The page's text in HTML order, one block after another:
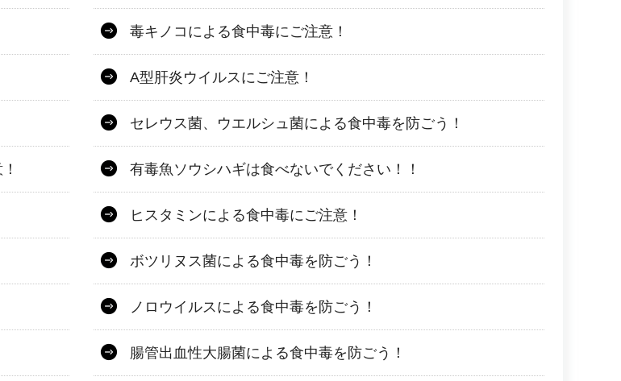
毒キノコによる食中毒にご注意！
A型肝炎ウイルスにご注意！
セレウス菌、ウエルシュ菌による食中毒を防ごう！
有毒魚ソウシハギは食べないでください！！
ヒスタミンによる食中毒にご注意！
ボツリヌス菌による食中毒を防ごう！
ノロウイルスによる食中毒を防ごう！
腸管出血性大腸菌による食中毒を防ごう！